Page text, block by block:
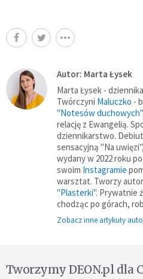
Autor: Marta Łysek
Marta Łysek -
Twórczyni Maluczko -
"Notesów duchowych"
relację z Ewangelią.
dziennikarstwo.
sensacyjną "Na
wydany w 2022 roku
swoim Instagramie
warsztat. Tworzy
"Plasterki". Prywatnie
chodząc po górach,
Zobacz inne artykuły
Tworzymy DEON.pl dla